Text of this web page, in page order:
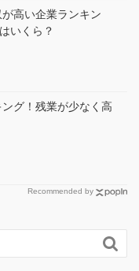
が高い企業ランキン
いくら？
グ！残業が少なく高
Recommended by
